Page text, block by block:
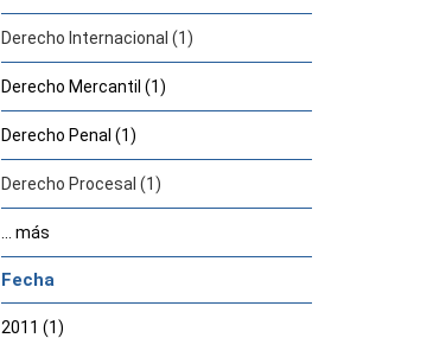
Derecho Internacional (1)
Derecho Mercantil (1)
Derecho Penal (1)
Derecho Procesal (1)
... más
Fecha
2011 (1)